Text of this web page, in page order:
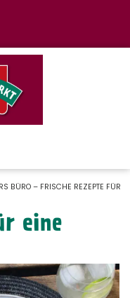
BÜRO – FRISCHE REZEPTE FÜR
eine